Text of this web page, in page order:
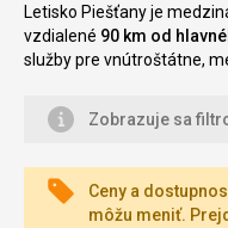
Letisko Piešťany je
vzdialené 90 km od
služby pre vnútroštátne,
Zobrazuje sa
Ceny a
môžu meniť.